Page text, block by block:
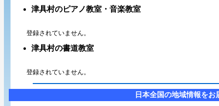
津具村のピアノ教室・音楽教室
登録されていません。
津具村の書道教室
登録されていません。
日本全国の地域情報をお